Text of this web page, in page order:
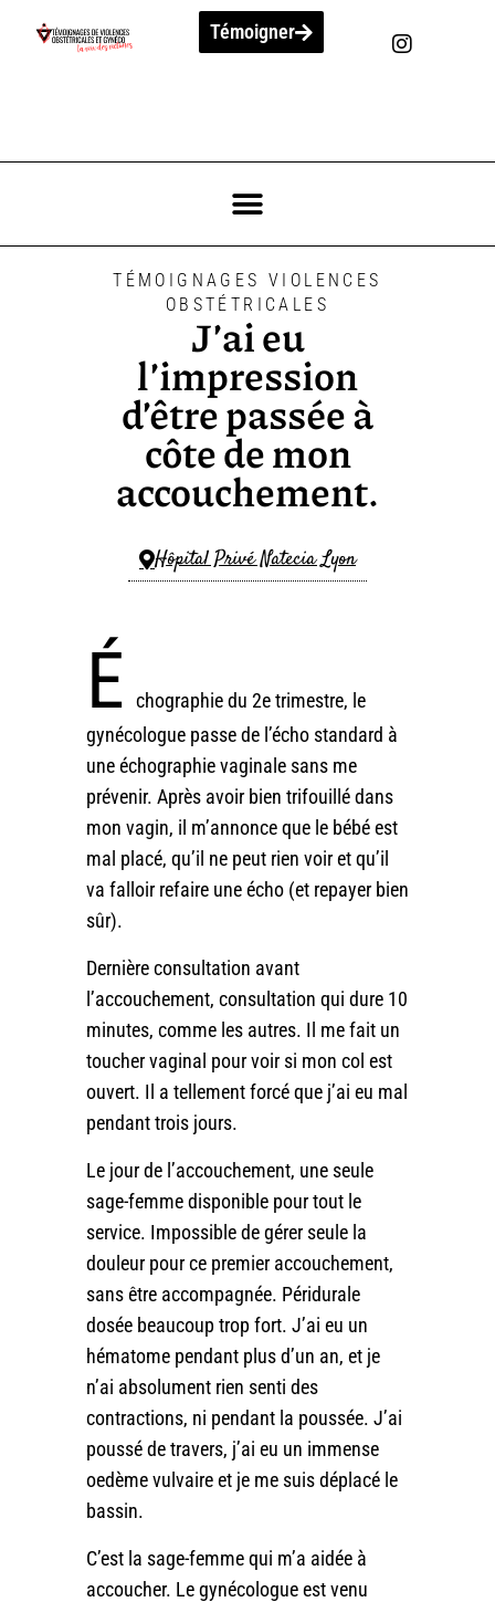
Témoigner
TÉMOIGNAGES VIOLENCES
OBSTÉTRICALES
J’ai eu
l’impression
d’être passée à
côte de mon
accouchement.
Hôpital Privé Natecia Lyon
É chographie du 2e trimestre, le
gynécologue passe de l’écho standard à
une échographie vaginale sans me
prévenir. Après avoir bien trifouillé dans
mon vagin, il m’annonce que le bébé est
mal placé, qu’il ne peut rien voir et qu’il
va falloir refaire une écho (et repayer bien
sûr).
Dernière consultation avant
l’accouchement, consultation qui dure 10
minutes, comme les autres. Il me fait un
toucher vaginal pour voir si mon col est
ouvert. Il a tellement forcé que j’ai eu mal
pendant trois jours.
Le jour de l’accouchement, une seule
sage-femme disponible pour tout le
service. Impossible de gérer seule la
douleur pour ce premier accouchement,
sans être accompagnée. Péridurale
dosée beaucoup trop fort. J’ai eu un
hématome pendant plus d’un an, et je
n’ai absolument rien senti des
contractions, ni pendant la poussée. J’ai
poussé de travers, j’ai eu un immense
oedème vulvaire et je me suis déplacé le
bassin.
C’est la sage-femme qui m’a aidée à
accoucher. Le gynécologue est venu